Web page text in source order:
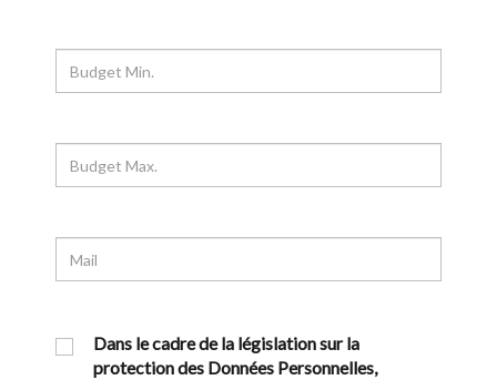
Dans le cadre de la législation sur la
protection des Données Personnelles,